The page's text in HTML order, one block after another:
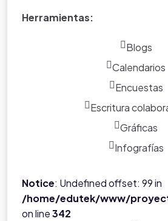
Herramientas:
Blogs
Calendarios
Encuestas
Escritura
Gráficas
Infografías
Notice: Undefined offset: 99 in
/home/edutek/www/
on line342